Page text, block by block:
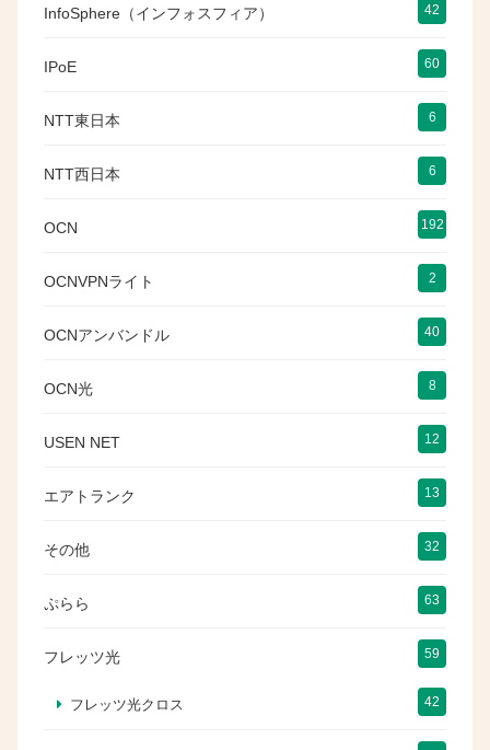
InfoSphere（インフォスフィア） 42
IPoE 60
NTT東日本 6
NTT西日本 6
OCN 192
OCNVPNライト 2
OCNアンバンドル 40
OCN光 8
USEN NET 12
エアトランク 13
その他 32
ぷらら 63
フレッツ光 59
フレッツ光クロス 42